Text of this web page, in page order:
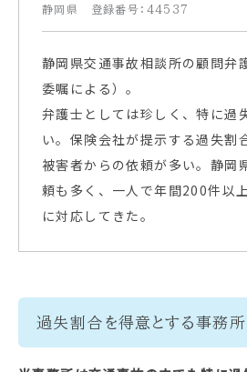
静岡県 登録番号：44537
静岡県交通事故相談所の顧問弁
委嘱による）。
弁護士としては珍しく、特に過
い。保険会社が提示する過失割
被害者からの依頼が多い。静岡
頼も多く、一人で年間200件以
に対応してきた。
過失割合を得意とする事務